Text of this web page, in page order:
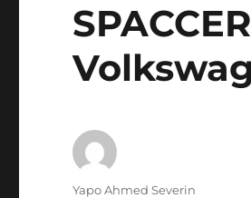
Autor
Yapo Ahmed Severin